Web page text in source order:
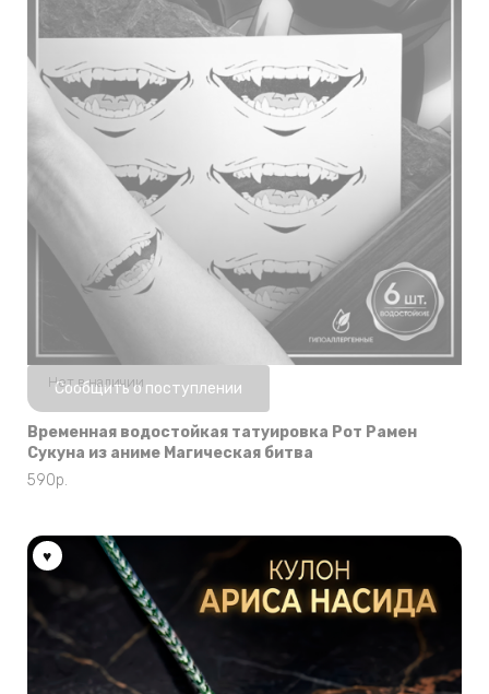
Нет в наличии
Сообщить о поступлении
Временная водостойкая татуировка Рот Рамен
Сукуна из аниме Магическая битва
590р.